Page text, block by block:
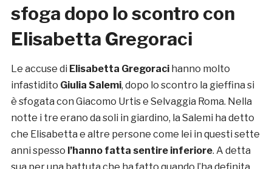
sfoga dopo lo scontro con
Elisabetta Gregoraci
Le accuse di Elisabetta Gregoracihanno molto
infastidito Giulia Salemi, dopo lo scontro la gieffina si
è sfogata con Giacomo Urtis e Selvaggia Roma. Nella
notte i tre erano da soli in giardino, la Salemi ha detto
che Elisabetta e altre persone come lei in questi sette
anni spesso l’hanno fatta sentire inferiore. A detta